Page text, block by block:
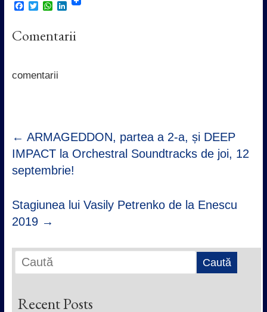
F
e
b
k
T
t
t
W
t
s
p
L
k
e
Comentarii
comentarii
← ARMAGEDDON, partea a 2-a, și DEEP
IMPACT la Orchestral Soundtracks de joi, 12
septembrie!
Stagiunea lui Vasily Petrenko de la Enescu
2019 →
Recent Posts